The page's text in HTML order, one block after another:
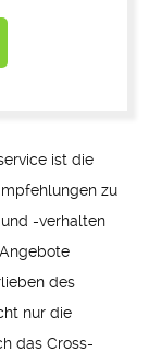
ist die
zu
-verhalten
des
nur die
das Cross-